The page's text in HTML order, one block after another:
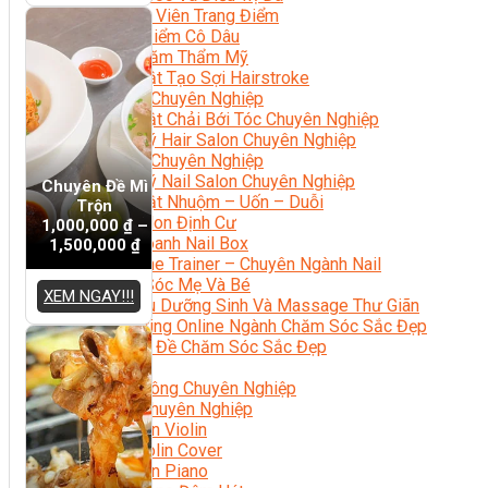
Chuyên Viên Trang Điểm
Trang Điểm Cô Dâu
Phun Xăm Thẩm Mỹ
Kỹ Thuật Tạo Sợi Hairstroke
Barber Chuyên Nghiệp
Kỹ Thuật Chải Bới Tóc Chuyên Nghiệp
Quản Lý Hair Salon Chuyên Nghiệp
Nối Mi Chuyên Nghiệp
Quản Lý Nail Salon Chuyên Nghiệp
Kỹ Thuật Nhuộm – Uốn – Duỗi
Nail Salon Định Cư
Kinh Doanh Nail Box
Train The Trainer – Chuyên Ngành Nail
Chăm Sóc Mẹ Và Bé
Gội Đầu Dưỡng Sinh Và Massage Thư Giãn
Marketing Online Ngành Chăm Sóc Sắc Đẹp
Chuyên Đề Chăm Sóc Sắc Đẹp
Âm Nhạc
Nhạc Công Chuyên Nghiệp
Ca Sĩ Chuyên Nghiệp
Học Đàn Violin
Học Violin Cover
Học Đàn Piano
Chuyên Đề Mì
Trộn
1,000,000₫–
1,500,000 ₫
XEM NGAY!!!